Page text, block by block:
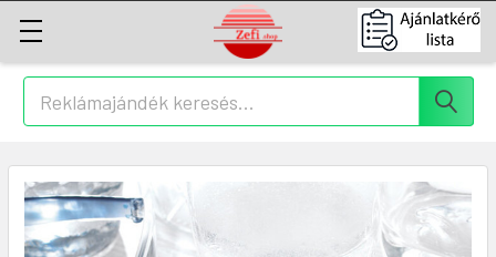
Keresés